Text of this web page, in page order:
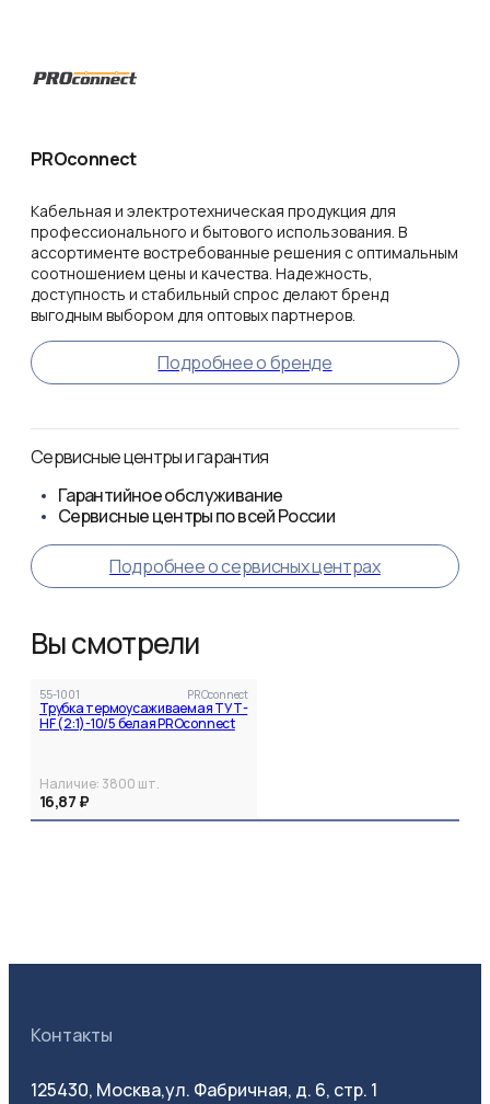
PROconnect
Кабельная и электротехническая продукция для
профессионального и бытового использования. В
ассортименте востребованные решения с оптимальным
соотношением цены и качества. Надежность,
доступность и стабильный спрос делают бренд
выгодным выбором для оптовых партнеров.
Подробнее о бренде
Сервисные центры и гарантия
Гарантийное обслуживание
Сервисные центры по всей России
Подробнее о сервисных центрах
Вы смотрели
55-1001 PROconnect
Трубка термоусаживаемая ТУТ-
HF (2:1)-10/5 белая PROconnect
Наличие: 3800 шт.
16,87 ₽
Контакты
125430, Москва,ул. Фабричная, д. 6, стр. 1